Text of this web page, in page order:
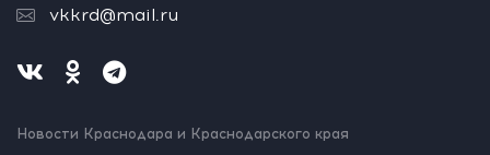
vkkrd@mail.ru
Новости Краснодара и Краснодарского края